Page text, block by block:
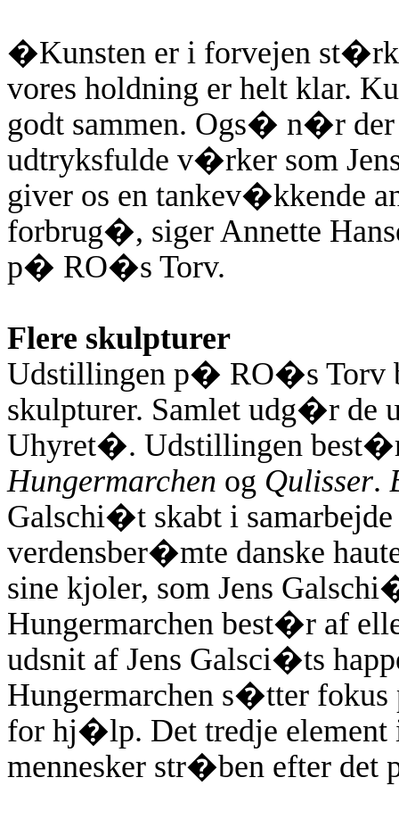
�Kunsten er i forvejen
vores holdning er helt klar.
godt sammen. Ogs� n�r
udtryksfulde v�rker som
giver os en tankev�kkende
forbrug�, siger Annette
p� RO�s Torv.
Flere skulpturer
Udstillingen p� RO�s Torv
skulpturer. Samlet udg�r
Uhyret�. Udstillingen
Hungermarchen og Qulisser.
Galschi�t skabt i
verdensber�mte danske
sine kjoler, som Jens
Hungermarchen best�r af
udsnit af Jens Galsci�ts
Hungermarchen s�tter
for hj�lp. Det tredje
mennesker str�ben efter det